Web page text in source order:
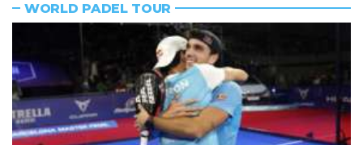
WORLD PADEL TOUR